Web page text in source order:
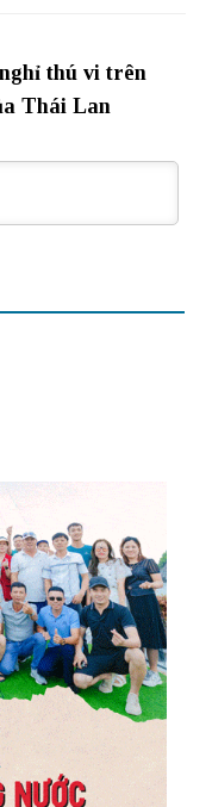
thú vi trên
Thái Lan